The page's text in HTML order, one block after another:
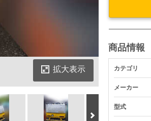
拡大表示
次へ
商品情報
カテゴリ
メーカー
型式